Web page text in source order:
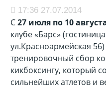
17:36 27.07.2014
С27 июля по 10
клубе «Барс»
ул.Красноармейская
тренировочный сбор
кикбоксингу, который
сильнейших атлетов и